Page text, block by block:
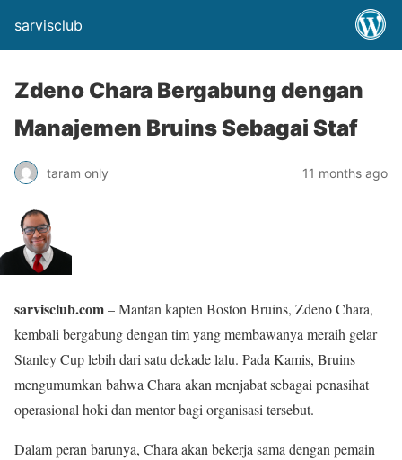
sarvisclub
Zdeno Chara Bergabung dengan
Manajemen Bruins Sebagai Staf
taram only 11 months ago
sarvisclub.com– Mantan kapten Boston Bruins, Zdeno Chara,
kembali bergabung dengan tim yang membawanya meraih gelar
Stanley Cup lebih dari satu dekade lalu. Pada Kamis, Bruins
mengumumkan bahwa Chara akan menjabat sebagai penasihat
operasional hoki dan mentor bagi organisasi tersebut.
Dalam peran barunya, Chara akan bekerja sama dengan pemain